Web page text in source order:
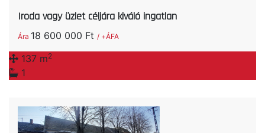
Iroda vagy üzlet céljára kiváló ingatlan
Ára 18 600 000 Ft / +ÁFA
137 m2
1